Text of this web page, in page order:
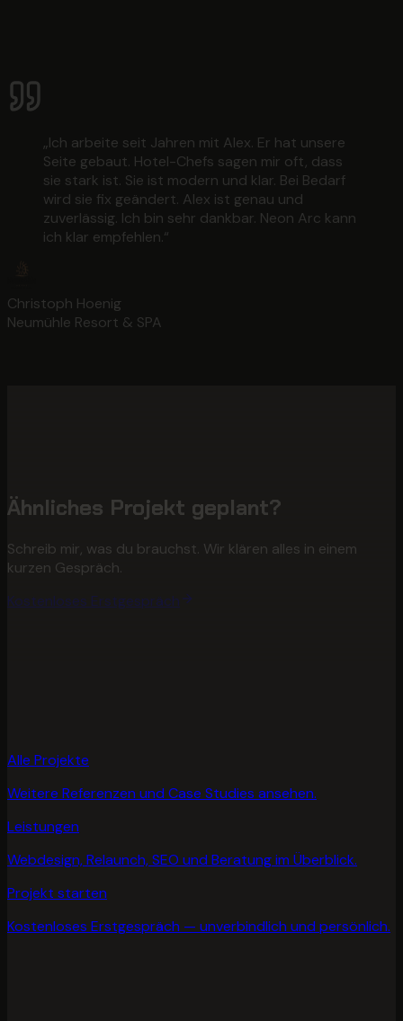
„Ich arbeite seit Jahren mit Alex. Er hat unsere
Seite gebaut. Hotel-Chefs sagen mir oft, dass
sie stark ist. Sie ist modern und klar. Bei Bedarf
wird sie fix geändert. Alex ist genau und
zuverlässig. Ich bin sehr dankbar. Neon Arc kann
ich klar empfehlen.“
Christoph Hoenig
Neumühle Resort & SPA
Ähnliches Projekt geplant?
Schreib mir, was du brauchst. Wir klären alles in einem
kurzen Gespräch.
Kostenloses Erstgespräch
Alle Projekte
Weitere Referenzen und Case Studies ansehen.
Leistungen
Webdesign, Relaunch, SEO und Beratung im Überblick.
Projekt starten
Kostenloses Erstgespräch — unverbindlich und persönlich.